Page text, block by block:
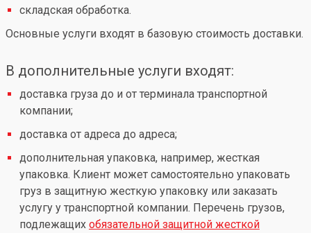
складская обработка.
Основные услуги входят в базовую стоимость доставки.
В дополнительные услуги входят:
доставка груза до и от терминала транспортной
компании;
доставка от адреса до адреса;
дополнительная упаковка, например, жесткая
упаковка. Клиент может самостоятельно упаковать
груз в защитную жесткую упаковку или заказать
услугу у транспортной компании. Перечень грузов,
подлежащих обязательной защитной жесткой